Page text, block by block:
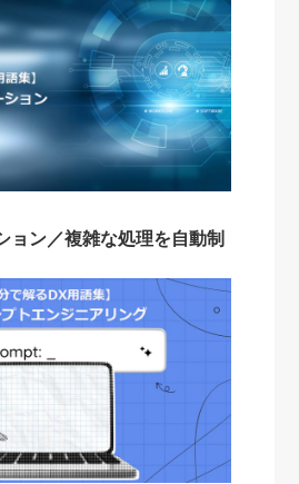
ョン／複雑な処理を自動制